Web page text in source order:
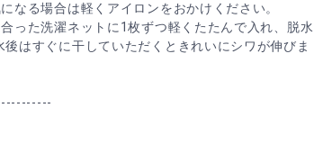
なる場合は軽くアイロンをおかけください。
った洗濯ネットに1枚ずつ軽くたたんで入れ、脱水
はすぐに干していただくときれいにシワが伸びま